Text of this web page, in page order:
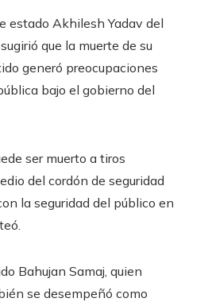
estado Akhilesh Yadav del
que la muerte de su
generó preocupaciones
bajo el gobierno del
ser muerto a tiros
del cordón de seguridad
la seguridad del público en
Bahujan Samaj, quien
se desempeñó como